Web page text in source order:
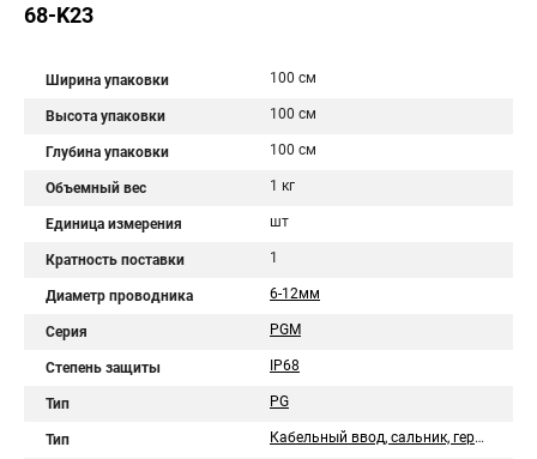
68-K23
Ширина упаковки 100 см
Высота упаковки 100 см
Глубина упаковки 100 см
Объемный вес 1 кг
Единица измерения шт
Кратность поставки 1
Диаметр проводника 6-12мм
Серия PGM
Степень защиты IP68
Тип PG
Тип Кабельный ввод, сальник, гермоввод